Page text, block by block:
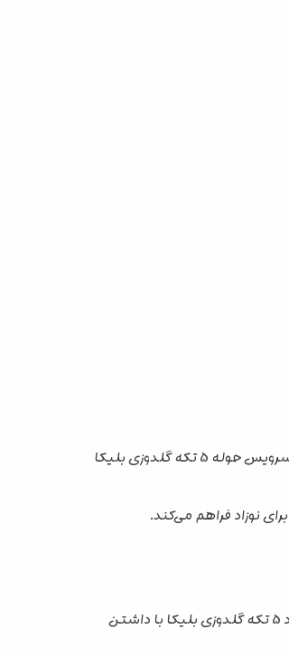
تنها شامل یک یا دو تکه هستند و والدین برای تهیه سایر اقلام موردنیاز باید هزینه بیشتری پرداخت کنند. اما سرویس حوله 5 تکه گلدوزی بلیکا
نوزاد فراهم می‌کند.
مادران معمولاً به دنبال محصولاتی هستند که هم کیفیت بالایی داشته باشند و هم تمام نیازهای روزمره نوزاد را پوشش دهند. سرویس حوله نوزاد 5 تکه گلدوزی بلیکا با داشتن